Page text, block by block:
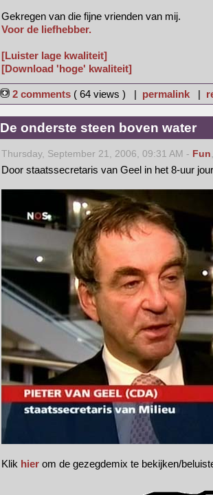
Gekregen van die fijne vrienden van mij.
Voor de liefhebber.
[Luister lage kwaliteit]
[Download 'hoge' kwaliteit]
2 comments ( 64 views ) | permalink |
De onderste steen boven water
Thursday, September 21, 2006, 09:31 AM - Fun
Door staatssecretaris van Geel in het 8-uur
Klik hier om de gezegdemix te bekijken/